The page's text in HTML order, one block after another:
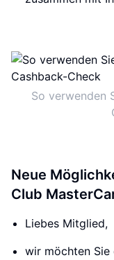
So verwenden
Neue
Club
Liebes Mitglied,
wir möchten Sie